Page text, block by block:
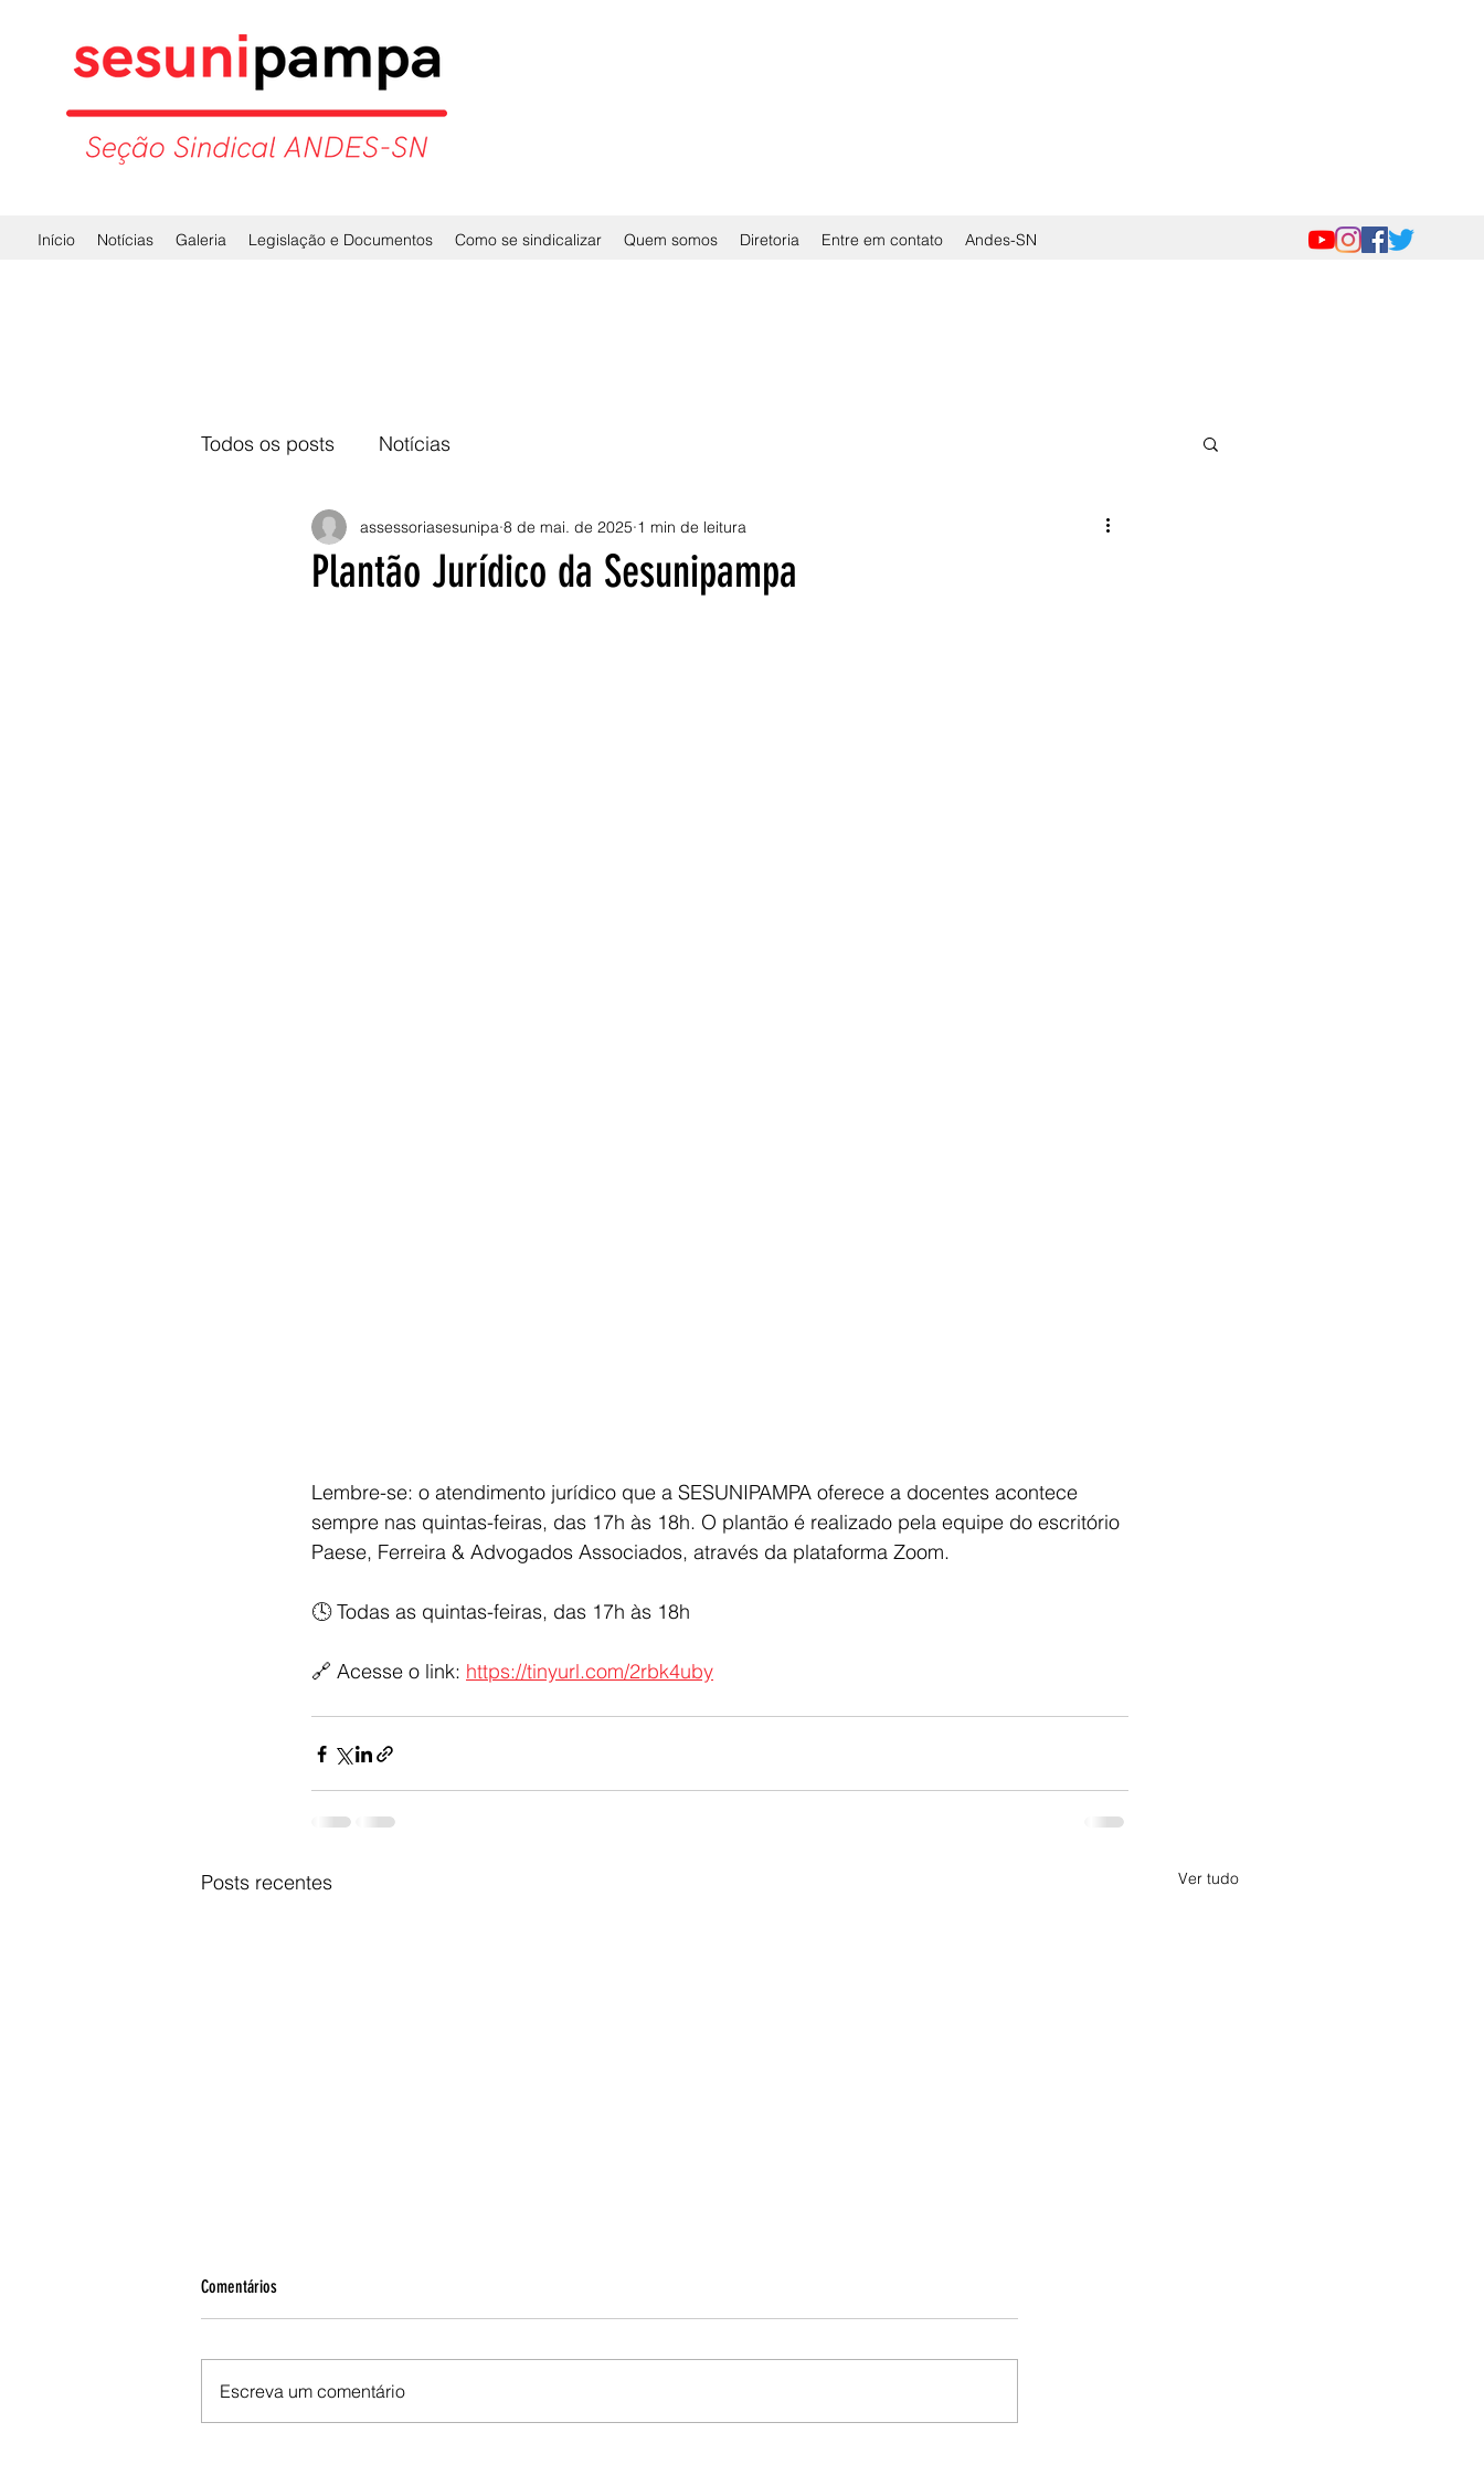
Início Notícias Galeria Legislação e Documentos Como se sindicalizar Quem somos Diretoria Entre em contato Andes-SN
Todos os posts Notícias
Plantão Jurídico da Sesunipampa
assessoriasesunipa 8 de mai. de 2025 1 min de leitura
Lembre-se: o atendimento jurídico que a SESUNIPAMPA oferece a docentes acontece
sempre nas quintas-feiras, das 17h às 18h. O plantão é realizado pela equipe do escritório
Paese, Ferreira & Advogados Associados, através da plataforma Zoom.
🕓 Todas as quintas-feiras, das 17h às 18h
🔗 Acesse o link: https://tinyurl.com/2rbk4uby
Posts recentes Ver tudo
PSS e férias
Comentários
Escreva um comentário